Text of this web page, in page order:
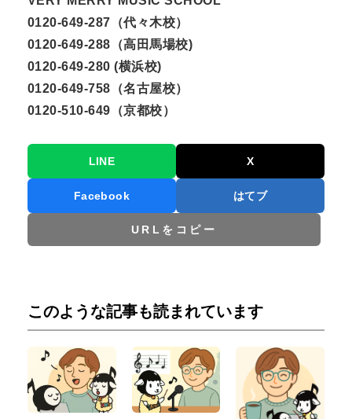
0120-649-287（代々木校）
0120-649-288（高田馬場校)
0120-649-280 (横浜校)
0120-649-758（名古屋校）
0120-510-649（京都校）
LINE X
Facebook はてブ
URLをコピー
このような記事も読まれています